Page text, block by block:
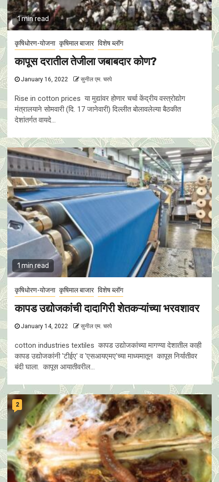
1 min read
कृषिधोरण-योजना कृषिमाल बाजार विशेष ब्लॉग
कापूस दरातील तेजीला जबाबदार कोण?
January 16, 2022 सुनील एम. चरपे
Rise in cotton prices या मुद्यांवर होणार चर्चा केंद्रीय वस्त्रोद्योग
मंत्रालयाने सोमवारी (दि. 17 जानेवारी) दिल्लीत बोलावलेल्या बैठकीत
देशांतर्गत वायदे...
1 min read
कृषिधोरण-योजना कृषिमाल बाजार विशेष ब्लॉग
कापड उद्योजकांची दादागिरी शेतकऱ्यांच्या भरवशावर
January 14, 2022 सुनील एम. चरपे
cotton industries textiles कापड उद्योजकांच्या मागण्या देशातील काही
कापड उद्योजकांनी 'टीईए' व 'एसआयएमए'च्या माध्यमातून कापूस निर्यातीवर
बंदी घाला. कापूस आयातीवरील...
2